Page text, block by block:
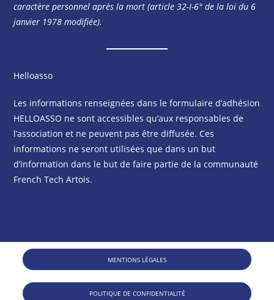
caractère personnel après la mort (article 32-I-6° de la loi du 6
janvier 1978 modifiée).
Helloasso
Les informations renseignées dans le formulaire d’adhésion
HELLOASSO ne sont accessibles qu’aux responsables de
l’association et ne peuvent pas être diffusée. Ces
informations ne seront utilisées que dans un but
d’information dans le but de faire partie de la communauté
French Tech Artois.
MENTIONS LÉGALES
POLITIQUE DE CONFIDENTIALITÉ